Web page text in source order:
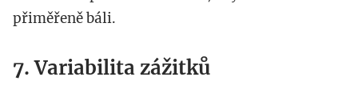
přiměřeně báli.
7. Variabilita zážitků